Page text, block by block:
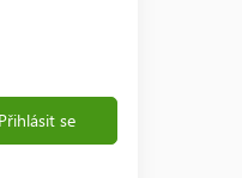
Přihlásit se